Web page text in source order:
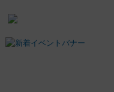
公
開
中
の